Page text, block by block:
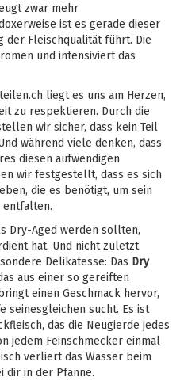
zwar mehr
ist es gerade dieser
der Fleischqualität führt. Die
und intensiviert das
liegt es uns am Herzen,
zu respektieren. Durch die
wir sicher, dass kein Teil
während viele denken, dass
diesen aufwendigen
wir festgestellt, dass es sich
die es benötigt, um sein
entfalten.
Dry-Aged werden sollten,
hat. Und nicht zuletzt
Delikatesse: Das Dry
aus einer so gereiften
einen Geschmack hervor,
seinesgleichen sucht. Es ist
das die Neugierde jedes
jedem Feinschmecker einmal
verliert das Wasser beim
dir in der Pfanne.